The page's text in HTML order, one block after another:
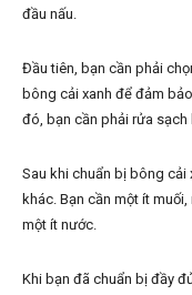
đầu nấu.
Đầu tiên, bạn cần phải
bông cải xanh để đảm
đó, bạn cần phải rửa
Sau khi chuẩn bị bông cải
khác. Bạn cần một ít
một ít nước.
Khi bạn đã chuẩn bị đầy